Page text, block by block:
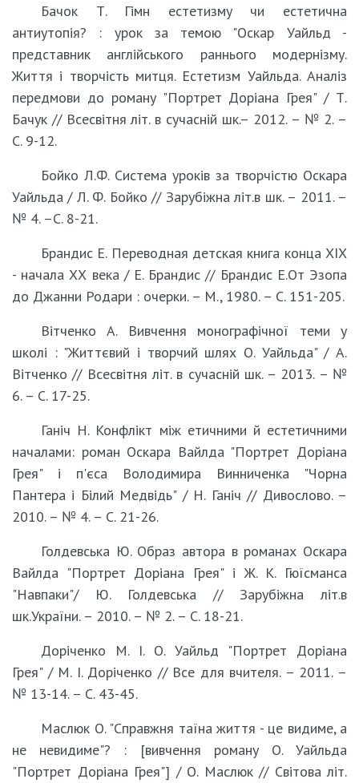
Бачoк Т. Гімн естетизму чи естетична
антиутопія? : урок за темою "Оскар Уайльд -
представник англійського раннього модернізму.
Життя і творчість митця. Естетизм Уайльда. Аналіз
передмови до роману "Портрет Доріана Грея" / Т.
Бачук // Всесвітня літ. в сучасній шк.– 2012. – № 2. –
С. 9-12.
Бойко Л.Ф. Система уроків за творчістю Оскара
Уайльда / Л. Ф. Бойко // Зарубіжна літ.в шк. – 2011. –
№ 4. –С. 8-21.
Брандис Е. Переводная детская книга конца ХІХ
- начала ХХ века / Е. Брандис // Брандис Е.От Эзопа
до Джанни Родари : очерки. – М., 1980. – С. 151-205.
Вітченко А. Вивчення монографічної теми у
школі : "Життєвий і творчий шлях О. Уайльда" / А.
Вітченко // Всесвітня літ. в сучасній шк. – 2013. – №
6. – С. 17-25.
Ганіч Н. Конфлікт між етичними й естетичними
началами: роман Оскара Вайлда "Портрет Доріана
Грея" і п'єса Володимира Винниченка "Чорна
Пантера і Білий Медвідь" / Н. Ганіч // Дивослово. –
2010. – № 4. – С. 21-26.
Голдевська Ю. Образ автора в романах Оскара
Вайлда "Портрет Доріана Грея" і Ж. К. Гюїсманса
"Навпаки"/ Ю. Голдевська // Зарубіжна літ.в
шк.України. – 2010. – № 2. – С. 18-21.
Доріченко М. І. О. Уайльд "Портрет Доріана
Грея" / М. І. Доріченко // Все для вчителя. – 2011. –
№ 13-14. – С. 43-45.
Маслюк О. "Справжня таїна життя - це видиме, а
не невидиме"? : [вивчення роману О. Уайльда
"Портрет Доріана Грея"] / О. Маслюк // Світова літ.